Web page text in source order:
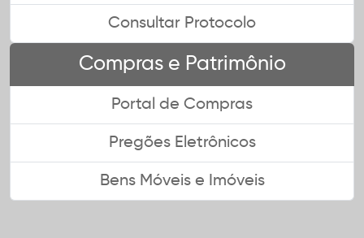
Consultar Protocolo
Compras e Patrimônio
Portal de Compras
Pregões Eletrônicos
Bens Móveis e Imóveis